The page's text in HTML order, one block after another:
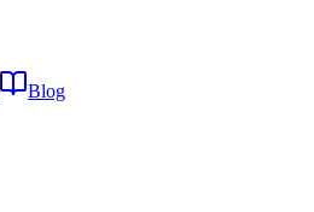
Blog